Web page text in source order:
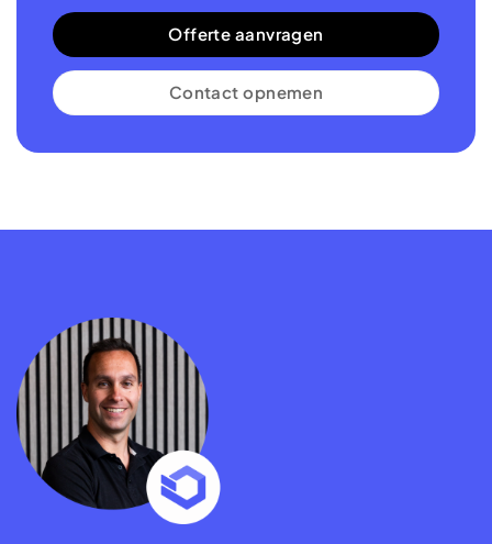
Offerte aanvragen
Contact opnemen